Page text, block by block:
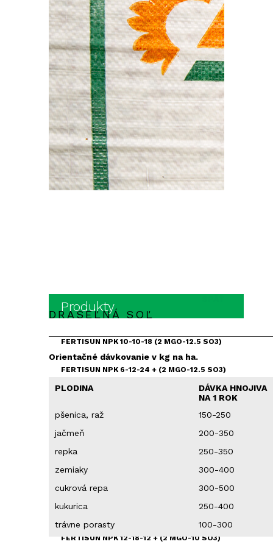
Produkty
FERTISUN NPK 10-10-18 (2 MGO-12.5 SO3)
FERTISUN NPK 6-12-24 + (2 MGO-12.5 SO3)
FERTISUN NPK 8-16-24 + (2 MGO-12.5 SO3)
FERTISUN NPK 10-15-12 + (2 MGO-10 SO3)
FERTISUN NPK 10-20-10 + (3 MGO-10 SO3)
FERTISUN NPK 12-18-12 + (2 MGO-10 SO3)
DRASEĽNÁ SOĽ
Orientačné dávkovanie v kg na ha.
PLODINA
DÁVKA HNOJIVA
NA 1 ROK
pšenica, raž
150-250
jačmeň
200-350
repka
250-350
zemiaky
300-400
cukrová repa
300-500
kukurica
250-400
trávne porasty
100-300